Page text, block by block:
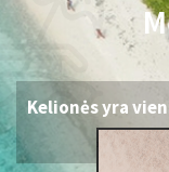
Kelionės yra